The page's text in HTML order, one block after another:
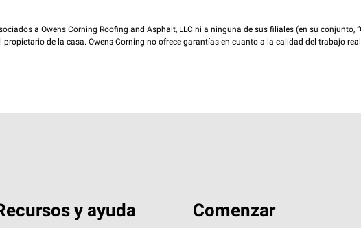
a Owens Corning Roofing and Asphalt, LLC ni a ninguna de sus filiales (en su conjunto,
de la casa. Owens Corning no ofrece garantías en cuanto a la calidad del trabajo
y ayuda Comenzar